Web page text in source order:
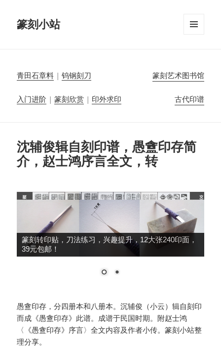
篆刻小站
青田石章料 |钨钢刻刀 篆刻艺术图书馆
入门进阶 |篆刻欣赏 | 印外求印 古代印谱
沈辅俊辑自刻印谱，愚盦印存简
介，赵士鸿序言全文，转
篆刻转印贴，刀法练习，兴趣提升，12大张240印面，
39元包邮！
愚盦印存，分四册本和八册本。沉辅俊（小云）辑自刻印
而成《愚盦印存》此谱。成谱于民国时期。附赵士鸿
〈《愚盦印存》序言〉全文内容及作者小传。篆刻小站整
理分享。